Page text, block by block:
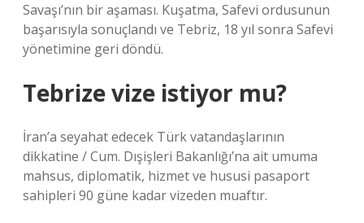
Savaşı’nın bir aşaması. Kuşatma, Safevi ordusunun
başarısıyla sonuçlandı ve Tebriz, 18 yıl sonra Safevi
yönetimine geri döndü.
Tebrize vize istiyor mu?
İran’a seyahat edecek Türk vatandaşlarının
dikkatine / Cum. Dışişleri Bakanlığı’na ait umuma
mahsus, diplomatik, hizmet ve hususi pasaport
sahipleri 90 güne kadar vizeden muaftır.